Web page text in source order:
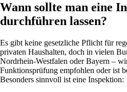
Wann sollte man eine
durchführen lassen?
Es gibt keine gesetzliche Pflicht für
privaten Haushalten, doch in vielen
Nordrhein-Westfalen oder Bayern –
Funktionsprüfung empfohlen oder ist
Besonders sinnvoll ist eine Inspektion: